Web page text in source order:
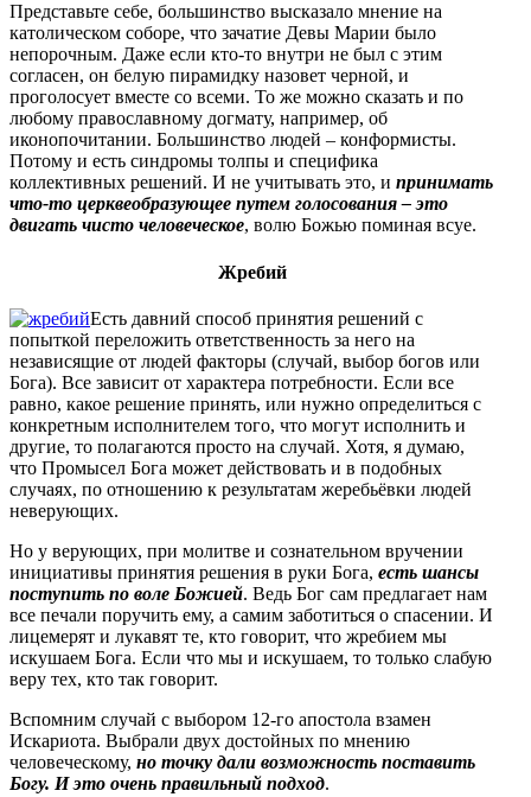
Представьте себе, большинство высказало мнение на
католическом соборе, что зачатие Девы Марии было
непорочным. Даже если кто-то внутри не был с этим
согласен, он белую пирамидку назовет черной, и
проголосует вместе со всеми. То же можно сказать и по
любому православному догмату, например, об
иконопочитании. Большинство людей – конформисты.
Потому и есть синдромы толпы и специфика
коллективных решений. И не учитывать это, и принимать
что-то церквеобразующее путем голосования – это
двигать чисто человеческое, волю Божью поминая всуе.
Жребий
Есть давний способ принятия решений с
попыткой переложить ответственность за него на
независящие от людей факторы (случай, выбор богов или
Бога). Все зависит от характера потребности. Если все
равно, какое решение принять, или нужно определиться с
конкретным исполнителем того, что могут исполнить и
другие, то полагаются просто на случай. Хотя, я думаю,
что Промысел Бога может действовать и в подобных
случаях, по отношению к результатам жеребьёвки людей
неверующих.
Но у верующих, при молитве и сознательном вручении
инициативы принятия решения в руки Бога, есть шансы
поступить по воле Божией. Ведь Бог сам предлагает нам
все печали поручить ему, а самим заботиться о спасении. И
лицемерят и лукавят те, кто говорит, что жребием мы
искушаем Бога. Если что мы и искушаем, то только слабую
веру тех, кто так говорит.
Вспомним случай с выбором 12-го апостола взамен
Искариота. Выбрали двух достойных по мнению
человеческому, но точку дали возможность поставить
Богу. И это очень правильный подход.